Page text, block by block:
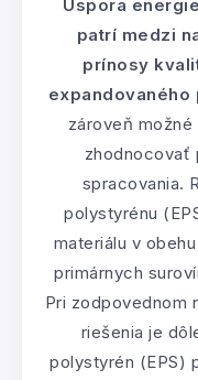
Úspora
patrí medzi
prínosy
expandovaného
zároveň
zhodnocovať
spracovania.
polystyrénu
materiálu v
primárnych
Pri zodpovednom
riešenia je
polystyrén (EPS)